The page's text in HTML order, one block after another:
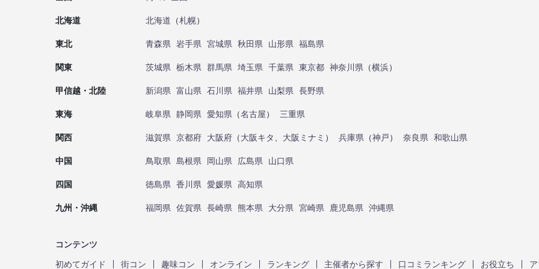
北海道 北海道 （札幌）
東北 青森県 岩手県 宮城県 秋田県 山形県 福島県
関東 茨城県 栃木県 群馬県 埼玉県 千葉県 東京都 神奈川県 （横浜）
甲信越・北陸 新潟県 富山県 石川県 福井県 山梨県 長野県
東海 岐阜県 静岡県 愛知県 （名古屋） 三重県
関西 滋賀県 京都府 大阪府 （大阪キタ 大阪ミナミ ） 兵庫県 （神戸） 奈良県 和歌山県
中国 鳥取県 島根県 岡山県 広島県 山口県
四国 徳島県 香川県 愛媛県 高知県
九州・沖縄 福岡県 佐賀県 長崎県 熊本県 大分県 宮崎県 鹿児島県 沖縄県
コンテンツ
初めてガイド
街コン 趣味コン オンライン ランキング 主催者から探す 口コミランキング お役立ち